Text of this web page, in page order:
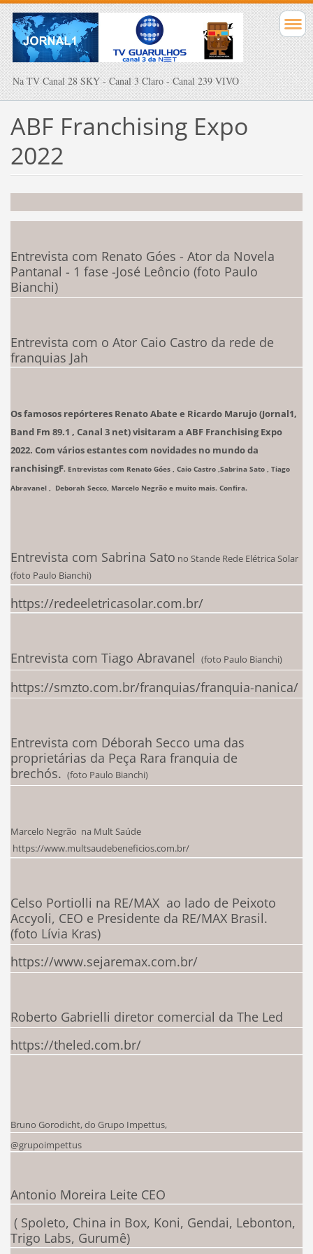
Na TV Canal 28 SKY - Canal 3 Claro - Canal 239 VIVO
ABF Franchising Expo
2022
Entrevista com Renato Góes - Ator da Novela
Pantanal - 1 fase -José Leôncio (foto Paulo
Bianchi)
Entrevista com o Ator Caio Castro da rede de
franquias Jah
Os famosos repórteres Renato Abate e Ricardo Marujo (Jornal1,
Band Fm 89.1 , Canal 3 net) visitaram a ABF Franchising Expo
2022. Com vários estantes com novidades no mundo da
ranchisingF. Entrevistas com Renato Góes , Caio Castro ,Sabrina Sato , Tiago
Abravanel , Deborah Secco, Marcelo Negrão e muito mais. Confira.
Entrevista com Sabrina Sato no Stande Rede Elétrica Solar
(foto Paulo Bianchi)
https://redeeletricasolar.com.br/
Entrevista com Tiago Abravanel (foto Paulo Bianchi)
https://smzto.com.br/franquias/franquia-nanica/
Entrevista com Déborah Secco uma das
proprietárias da Peça Rara franquia de
brechós. (foto Paulo Bianchi)
Marcelo Negrão na Mult Saúde
https://www.multsaudebeneficios.com.br/
Celso Portiolli na RE/MAX ao lado de Peixoto
Accyoli, CEO e Presidente da RE/MAX Brasil.
(foto Lívia Kras)
https://www.sejaremax.com.br/
Roberto Gabrielli diretor comercial da The Led
https://theled.com.br/
Bruno Gorodicht, do Grupo Impettus,
@grupoimpettus
Antonio Moreira Leite CEO
( Spoleto, China in Box, Koni, Gendai, Lebonton,
Trigo Labs, Gurumê)